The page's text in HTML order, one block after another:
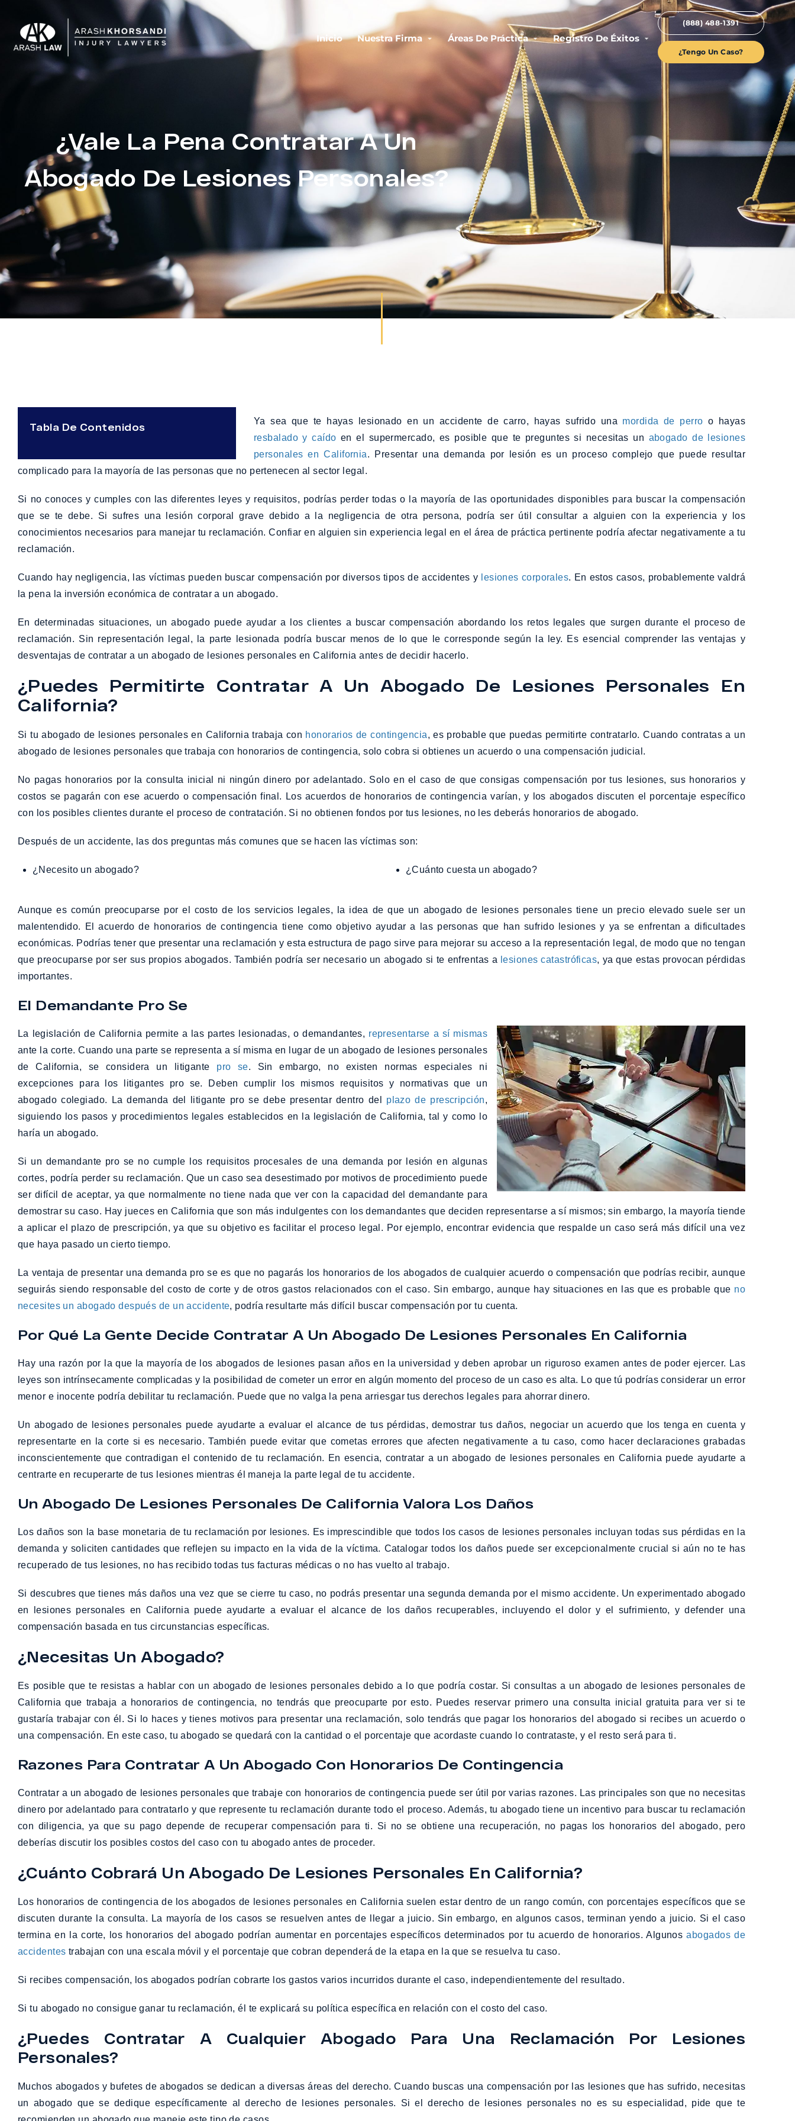
Inicio Nuestra Firma Áreas De Práctica Registro De Éxitos
(888) 488-1391
¿Tengo Un Caso?
¿Vale La Pena Contratar A Un
Abogado De Lesiones Personales?
Tabla De Contenidos
Ya sea que te hayas lesionado en un accidente de carro, hayas sufrido una mordida de perro o hayas
resbalado y caído en el supermercado, es posible que te preguntes si necesitas un abogado de lesiones
personales en California. Presentar una demanda por lesión es un proceso complejo que puede resultar
complicado para la mayoría de las personas que no pertenecen al sector legal.
Si no conoces y cumples con las diferentes leyes y requisitos, podrías perder todas o la mayoría de las oportunidades disponibles para buscar la compensación
que se te debe. Si sufres una lesión corporal grave debido a la negligencia de otra persona, podría ser útil consultar a alguien con la experiencia y los
conocimientos necesarios para manejar tu reclamación. Confiar en alguien sin experiencia legal en el área de práctica pertinente podría afectar negativamente a tu
reclamación.
Cuando hay negligencia, las víctimas pueden buscar compensación por diversos tipos de accidentes y lesiones corporales. En estos casos, probablemente valdrá
la pena la inversión económica de contratar a un abogado.
En determinadas situaciones, un abogado puede ayudar a los clientes a buscar compensación abordando los retos legales que surgen durante el proceso de
reclamación. Sin representación legal, la parte lesionada podría buscar menos de lo que le corresponde según la ley. Es esencial comprender las ventajas y
desventajas de contratar a un abogado de lesiones personales en California antes de decidir hacerlo.
¿Puedes Permitirte Contratar A Un Abogado De Lesiones Personales En
California?
Si tu abogado de lesiones personales en California trabaja con honorarios de contingencia, es probable que puedas permitirte contratarlo. Cuando contratas a un
abogado de lesiones personales que trabaja con honorarios de contingencia, solo cobra si obtienes un acuerdo o una compensación judicial.
No pagas honorarios por la consulta inicial ni ningún dinero por adelantado. Solo en el caso de que consigas compensación por tus lesiones, sus honorarios y
costos se pagarán con ese acuerdo o compensación final. Los acuerdos de honorarios de contingencia varían, y los abogados discuten el porcentaje específico
con los posibles clientes durante el proceso de contratación. Si no obtienen fondos por tus lesiones, no les deberás honorarios de abogado.
Después de un accidente, las dos preguntas más comunes que se hacen las víctimas son:
¿Necesito un abogado? ¿Cuánto cuesta un abogado?
Aunque es común preocuparse por el costo de los servicios legales, la idea de que un abogado de lesiones personales tiene un precio elevado suele ser un
malentendido. El acuerdo de honorarios de contingencia tiene como objetivo ayudar a las personas que han sufrido lesiones y ya se enfrentan a dificultades
económicas. Podrías tener que presentar una reclamación y esta estructura de pago sirve para mejorar su acceso a la representación legal, de modo que no tengan
que preocuparse por ser sus propios abogados. También podría ser necesario un abogado si te enfrentas a lesiones catastróficas, ya que estas provocan pérdidas
importantes.
El Demandante Pro Se
La legislación de California permite a las partes lesionadas, o demandantes, representarse a sí mismas
ante la corte. Cuando una parte se representa a sí misma en lugar de un abogado de lesiones personales
de California, se considera un litigante pro se. Sin embargo, no existen normas especiales ni
excepciones para los litigantes pro se. Deben cumplir los mismos requisitos y normativas que un
abogado colegiado. La demanda del litigante pro se debe presentar dentro del plazo de prescripción,
siguiendo los pasos y procedimientos legales establecidos en la legislación de California, tal y como lo
haría un abogado.
Si un demandante pro se no cumple los requisitos procesales de una demanda por lesión en algunas
cortes, podría perder su reclamación. Que un caso sea desestimado por motivos de procedimiento puede
ser difícil de aceptar, ya que normalmente no tiene nada que ver con la capacidad del demandante para
demostrar su caso. Hay jueces en California que son más indulgentes con los demandantes que deciden representarse a sí mismos; sin embargo, la mayoría tiende
a aplicar el plazo de prescripción, ya que su objetivo es facilitar el proceso legal. Por ejemplo, encontrar evidencia que respalde un caso será más difícil una vez
que haya pasado un cierto tiempo.
La ventaja de presentar una demanda pro se es que no pagarás los honorarios de los abogados de cualquier acuerdo o compensación que podrías recibir, aunque
seguirás siendo responsable del costo de corte y de otros gastos relacionados con el caso. Sin embargo, aunque hay situaciones en las que es probable que no
necesites un abogado después de un accidente, podría resultarte más difícil buscar compensación por tu cuenta.
Por Qué La Gente Decide Contratar A Un Abogado De Lesiones Personales En California
Hay una razón por la que la mayoría de los abogados de lesiones pasan años en la universidad y deben aprobar un riguroso examen antes de poder ejercer. Las
leyes son intrínsecamente complicadas y la posibilidad de cometer un error en algún momento del proceso de un caso es alta. Lo que tú podrías considerar un error
menor e inocente podría debilitar tu reclamación. Puede que no valga la pena arriesgar tus derechos legales para ahorrar dinero.
Un abogado de lesiones personales puede ayudarte a evaluar el alcance de tus pérdidas, demostrar tus daños, negociar un acuerdo que los tenga en cuenta y
representarte en la corte si es necesario. También puede evitar que cometas errores que afecten negativamente a tu caso, como hacer declaraciones grabadas
inconscientemente que contradigan el contenido de tu reclamación. En esencia, contratar a un abogado de lesiones personales en California puede ayudarte a
centrarte en recuperarte de tus lesiones mientras él maneja la parte legal de tu accidente.
Un Abogado De Lesiones Personales De California Valora Los Daños
Los daños son la base monetaria de tu reclamación por lesiones. Es imprescindible que todos los casos de lesiones personales incluyan todas sus pérdidas en la
demanda y soliciten cantidades que reflejen su impacto en la vida de la víctima. Catalogar todos los daños puede ser excepcionalmente crucial si aún no te has
recuperado de tus lesiones, no has recibido todas tus facturas médicas o no has vuelto al trabajo.
Si descubres que tienes más daños una vez que se cierre tu caso, no podrás presentar una segunda demanda por el mismo accidente. Un experimentado abogado
en lesiones personales en California puede ayudarte a evaluar el alcance de los daños recuperables, incluyendo el dolor y el sufrimiento, y defender una
compensación basada en tus circunstancias específicas.
¿Necesitas Un Abogado?
Es posible que te resistas a hablar con un abogado de lesiones personales debido a lo que podría costar. Si consultas a un abogado de lesiones personales de
California que trabaja a honorarios de contingencia, no tendrás que preocuparte por esto. Puedes reservar primero una consulta inicial gratuita para ver si te
gustaría trabajar con él. Si lo haces y tienes motivos para presentar una reclamación, solo tendrás que pagar los honorarios del abogado si recibes un acuerdo o
una compensación. En este caso, tu abogado se quedará con la cantidad o el porcentaje que acordaste cuando lo contrataste, y el resto será para ti.
Razones Para Contratar A Un Abogado Con Honorarios De Contingencia
Contratar a un abogado de lesiones personales que trabaje con honorarios de contingencia puede ser útil por varias razones. Las principales son que no necesitas
dinero por adelantado para contratarlo y que represente tu reclamación durante todo el proceso. Además, tu abogado tiene un incentivo para buscar tu reclamación
con diligencia, ya que su pago depende de recuperar compensación para ti. Si no se obtiene una recuperación, no pagas los honorarios del abogado, pero
deberías discutir los posibles costos del caso con tu abogado antes de proceder.
¿Cuánto Cobrará Un Abogado De Lesiones Personales En California?
Los honorarios de contingencia de los abogados de lesiones personales en California suelen estar dentro de un rango común, con porcentajes específicos que se
discuten durante la consulta. La mayoría de los casos se resuelven antes de llegar a juicio. Sin embargo, en algunos casos, terminan yendo a juicio. Si el caso
termina en la corte, los honorarios del abogado podrían aumentar en porcentajes específicos determinados por tu acuerdo de honorarios. Algunosabogados de
accidentes trabajan con una escala móvil y el porcentaje que cobran dependerá de la etapa en la que se resuelva tu caso.
Si recibes compensación, los abogados podrían cobrarte los gastos varios incurridos durante el caso, independientemente del resultado.
Si tu abogado no consigue ganar tu reclamación, él te explicará su política específica en relación con el costo del caso.
¿Puedes Contratar A Cualquier Abogado Para Una Reclamación Por Lesiones
Personales?
Muchos abogados y bufetes de abogados se dedican a diversas áreas del derecho. Cuando buscas una compensación por las lesiones que has sufrido, necesitas
un abogado que se dedique específicamente al derecho de lesiones personales. Si el derecho de lesiones personales no es su especialidad, pide que te